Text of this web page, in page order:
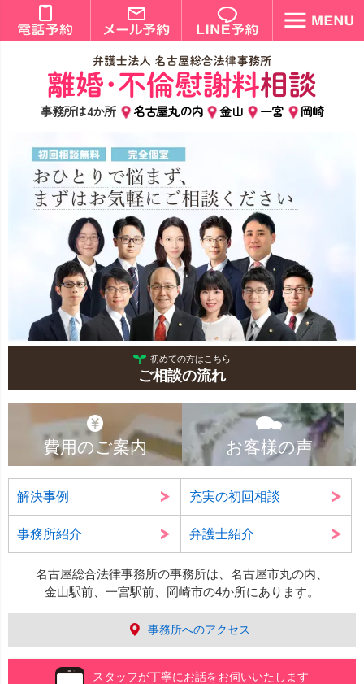
事務所は4か所 名古屋丸の内 金山 一宮 岡崎
初めての方はこちら
ご相談の流れ
費用のご案内 お客様の声
解決事例 充実の初回相談
事務所紹介 弁護士紹介
名古屋総合法律事務所の事務所は、名古屋市丸の内、
金山駅前、一宮駅前、岡崎市の4か所にあります。
事務所へのアクセス
スタッフが丁寧にお話をお伺いいたします